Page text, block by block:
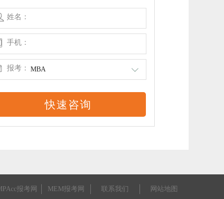
姓名：
手机：
报考： MBA
报考网 MEM报考网 联系我们 网站地图